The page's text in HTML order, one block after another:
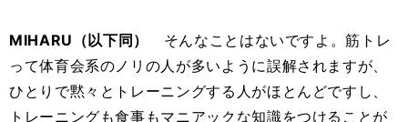
MIHARU（以下同）
そんなことはないですよ。筋トレ
って体育会系のノリの人が多いように誤解されますが、
ひとりで黙々とトレーニングする人がほとんどですし、
トレーニングも食事もマニアックな知識をつけることが